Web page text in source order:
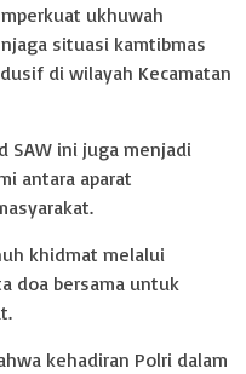
ukhuwah
situasi kamtibmas
di wilayah Kecamatan
SAW ini juga menjadi
antara aparat
khidmat melalui
doa bersama untuk
kehadiran Polri dalam